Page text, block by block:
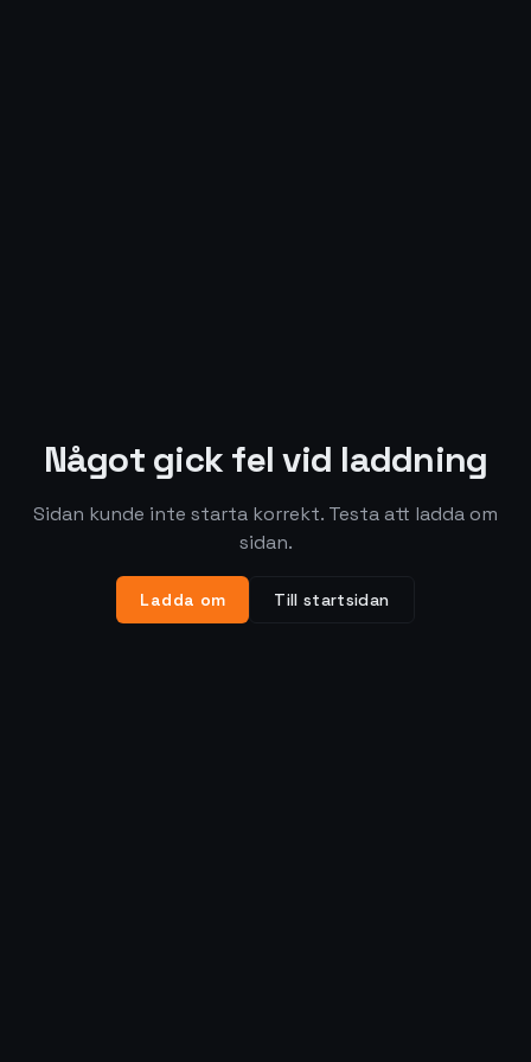
Något gick fel vid laddning
Sidan kunde inte starta korrekt. Testa att ladda om
sidan.
Ladda om Till startsidan